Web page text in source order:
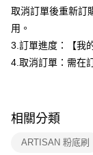
３．未成年的使用
「AFTEE先享後付
任。
４．使用「AFTEE
時審查核予不同之
請求用戶進行身份認
取消訂單後重新訂
用。
3.訂單進度：【我
4.取消訂單：需在
相關分類
ARTISAN 粉底刷